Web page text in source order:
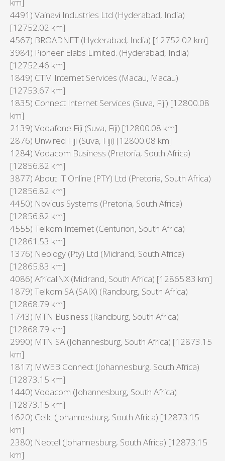
4491) Vainavi Industries Ltd (Hyderabad, India)
[12752.02 km]
4567) BROADNET (Hyderabad, India) [12752.02 km]
3984) Pioneer Elabs Limited. (Hyderabad, India)
[12752.46 km]
1849) CTM Internet Services (Macau, Macau)
[12753.67 km]
1835) Connect Internet Services (Suva, Fiji) [12800.08
km]
2139) Vodafone Fiji (Suva, Fiji) [12800.08 km]
2876) Unwired Fiji (Suva, Fiji) [12800.08 km]
1284) Vodacom Business (Pretoria, South Africa)
[12856.82 km]
3877) About IT Online (PTY) Ltd (Pretoria, South Africa)
[12856.82 km]
4450) Novicus Systems (Pretoria, South Africa)
[12856.82 km]
4555) Telkom Internet (Centurion, South Africa)
[12861.53 km]
1376) Neology (Pty) Ltd (Midrand, South Africa)
[12865.83 km]
4086) AfricaINX (Midrand, South Africa) [12865.83 km]
1879) Telkom SA (SAIX) (Randburg, South Africa)
[12868.79 km]
1743) MTN Business (Randburg, South Africa)
[12868.79 km]
2990) MTN SA (Johannesburg, South Africa) [12873.15
km]
1817) MWEB Connect (Johannesburg, South Africa)
[12873.15 km]
1440) Vodacom (Johannesburg, South Africa)
[12873.15 km]
1620) Cellc (Johannesburg, South Africa) [12873.15
km]
2380) Neotel (Johannesburg, South Africa) [12873.15
km]